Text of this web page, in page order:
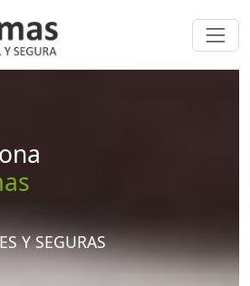
Y SEGURAS